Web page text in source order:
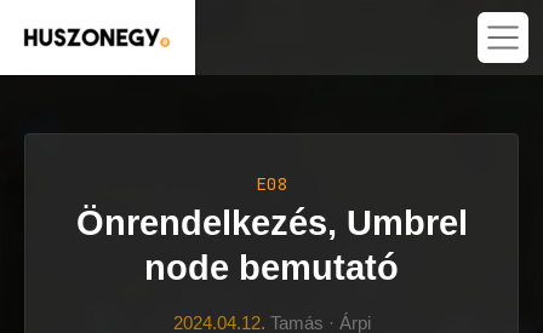
E08
Önrendelkezés, Umbrel
node bemutató
2024.04.12. Tamás · Árpi